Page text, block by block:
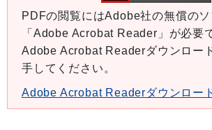
PDFの閲覧にはAdobe社の無償の
「Adobe Acrobat Reader」が必要
Adobe Acrobat Readerダウンロー
手してください。
Adobe Acrobat Readerダウンロー